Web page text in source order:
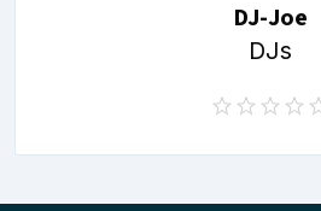
DJ-Joe
DJs